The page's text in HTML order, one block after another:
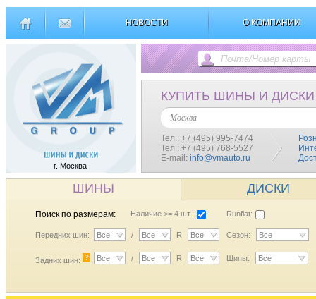
НОВОСТИ О КОМПАНИИ
г. Москва
КУПИТЬ ШИНЫ И ДИСКИ
Москва
Тел.: +7 (495) 995-7474
Тел.: +7 (495) 768-5527
E-mail: info@vmauto.ru
ШИНЫ ДИСКИ
Поиск по размерам: Наличие >= 4 шт.: Runflat:
Передних шин: Все / Все R Все Сезон: Все
Задних шин: ? Все / Все R Все Шипы: Все